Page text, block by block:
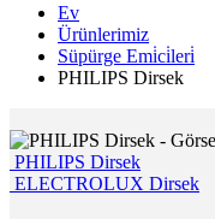
Ev
Ürünlerimiz
Süpürge Emi̇ci̇leri̇
PHILIPS Dirsek
PHILIPS Dirsek
ELECTROLUX Dirsek